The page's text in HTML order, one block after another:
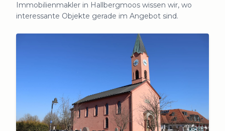
Immobilienmakler in Hallbergmoos wissen wir, wo
interessante Objekte gerade im Angebot sind.